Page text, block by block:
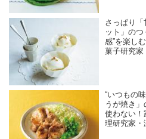
さっぱり
ット」のつ
感”を楽し
菓子研究家
“いつもの
うが焼き
使わない！
理研究家・